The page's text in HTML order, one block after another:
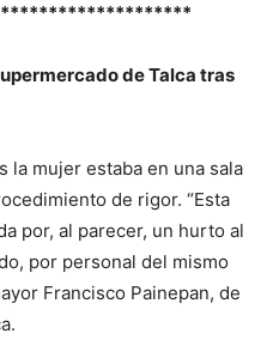
de Talca tras
la mujer estaba en una sala
de rigor. “Esta
por, al parecer, un hurto al
por personal del mismo
Francisco Painepan, de